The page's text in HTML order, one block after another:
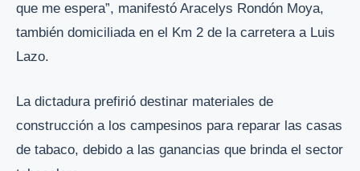
que me espera”, manifestó Aracelys Rondón Moya,
también domiciliada en el Km 2 de la carretera a Luis
Lazo.
La dictadura prefirió destinar materiales de
construcción a los campesinos para reparar las casas
de tabaco, debido a las ganancias que brinda el sector